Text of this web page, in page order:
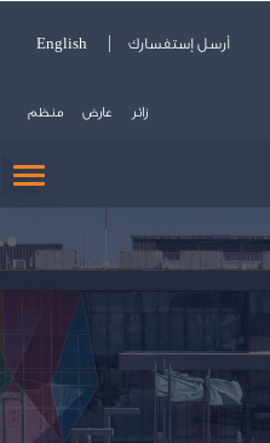
أرسل إستفسارك English
منظم عارض زائر